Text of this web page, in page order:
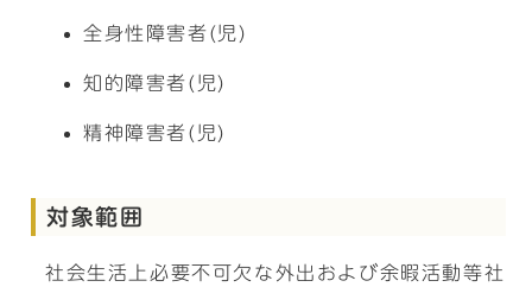
全身性障害者(児)
知的障害者(児)
精神障害者(児)
対象範囲
社会生活上必要不可欠な外出および余暇活動等社